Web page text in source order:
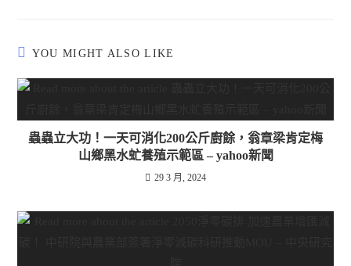
YOU MIGHT ALSO LIKE
蟲蟲立大功！一天可消化200公斤廚餘，翁章梁肯定梅
山鄉黑水虻養殖示範區 – yahoo新聞
29 3 月, 2024